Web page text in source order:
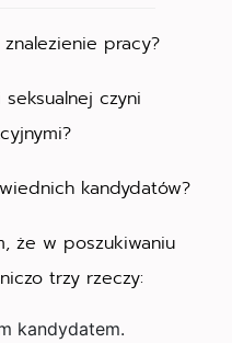
pracy?
czyni
kandydatów?
że w poszukiwaniu
trzy rzeczy:
kandydatem.